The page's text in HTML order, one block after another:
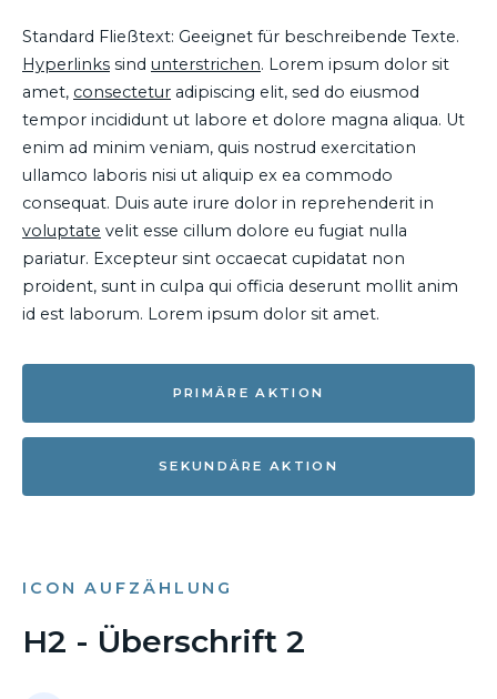
Standard Fließtext: Geeignet für beschreibende Texte.
Hyperlinks sind unterstrichen. Lorem ipsum dolor sit
amet, consectetur adipiscing elit, sed do eiusmod
tempor incididunt ut labore et dolore magna aliqua. Ut
enim ad minim veniam, quis nostrud exercitation
ullamco laboris nisi ut aliquip ex ea commodo
consequat. Duis aute irure dolor in reprehenderit in
voluptate velit esse cillum dolore eu fugiat nulla
pariatur. Excepteur sint occaecat cupidatat non
proident, sunt in culpa qui officia deserunt mollit anim
id est laborum. Lorem ipsum dolor sit amet.
PRIMÄRE AKTION
SEKUNDÄRE AKTION
ICON AUFZÄHLUNG
H2 - Überschrift 2